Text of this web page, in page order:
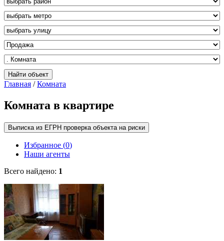
Главная /Комната
Комната в квартире
Выписка из ЕГРН проверка объекта на риски
Избранное (0)
Наши агенты
Всего найдено: 1